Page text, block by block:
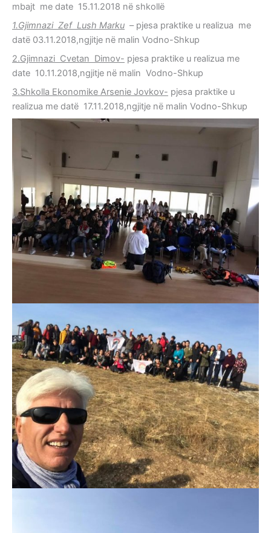
mbajt me date 15.11.2018 në shkollë
1.Gjimnazi Zef Lush Marku – pjesa praktike u realizua me
datë 03.11.2018,ngjitje në malin Vodno-Shkup
2.Gjimnazi Cvetan Dimov- pjesa praktike u realizua me
date 10.11.2018,ngjitje në malin Vodno-Shkup
3.Shkolla Ekonomike Arsenie Jovkov- pjesa praktike u
realizua me datë 17.11.2018,ngjitje në malin Vodno-Shkup